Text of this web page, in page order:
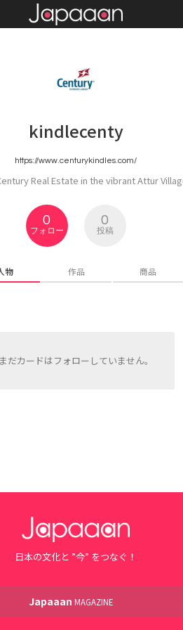
kindlecenty
https://www.centurykindles.com/
Real Estate in the vibrant Attur
0
フォロー
0
投稿
物 作品 商品
まだカードはフォローしていません。
日本の文化と ”今” をつなぐ！
Japaaan MAGAZINE